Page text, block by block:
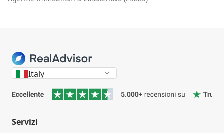
Italy
Servizi